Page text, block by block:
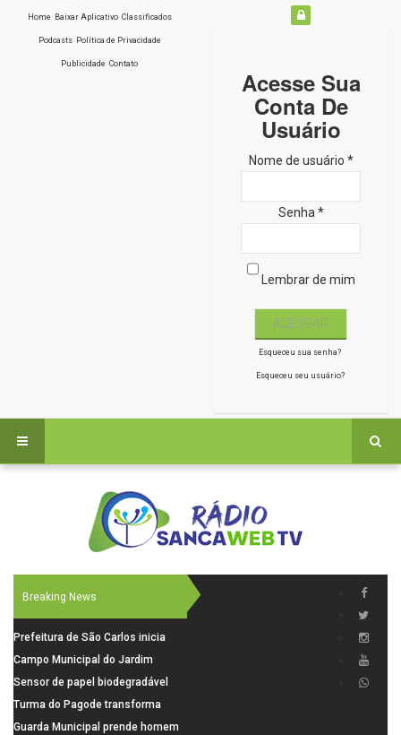
Home Baixar Aplicativo Classificados
Podcasts Política de Privacidade
Publicidade Contato
Acesse Sua
Conta De
Usuário
Nome de usuário *
Senha *
Lembrar de mim
Esqueceu sua senha?
Esqueceu seu usuário?
Breaking News
Prefeitura de São Carlos inicia
instalação de ovitrampas para
monitoramento de arboviroses
Campo Municipal do Jardim
Cruzado recebe nova iluminação e
passa a oferecer mais segurança
e opções para atividades noturnas
Sensor de papel biodegradável
promete revolucionar o
monitoramento da poluição do ar
Turma do Pagode transforma
clássico do funk melody dos anos
Guarda Municipal prende homem